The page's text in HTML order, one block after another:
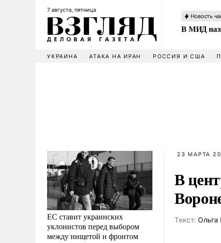
7 августа, пятница
Новость
В МИД
УКРАИНА АТАКА НА ИРАН РОССИЯ И США
ЕС ставит украинских
уклонистов перед выбором
между нищетой и фронтом
23 МАРТА
В
Tекст: Ольга